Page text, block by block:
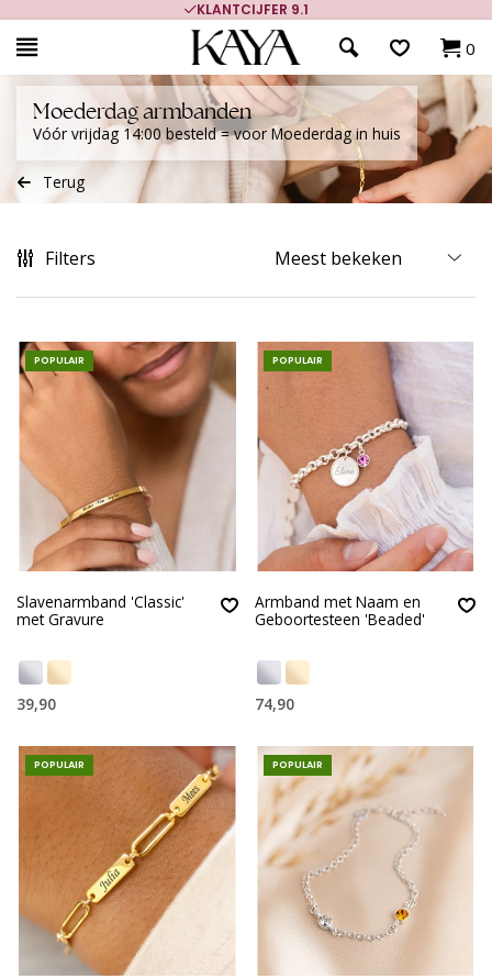
KLANTCIJFER 9.1
0
Moederdag armbanden
Vóór vrijdag 14:00 besteld = voor Moederdag in huis
Terug
Filters
POPULAIR
Slavenarmband 'Classic'
met Gravure
39,90
POPULAIR
Armband met Naam en
Geboortesteen 'Beaded'
74,90
POPULAIR POPULAIR